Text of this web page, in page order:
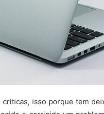
isso porque tem